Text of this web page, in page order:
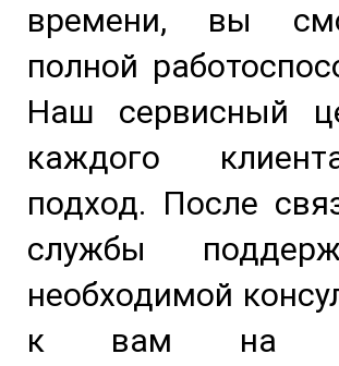
времени, вы
полной
Наш сервисный
каждого
подход. После
службы
необходимой
к вам на